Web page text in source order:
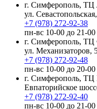
г. Симферополь, ТЦ
ул.
+7 (978) 272-92-38
пн-вс 10-00 до 21-00
г. Симферополь,
ул. Механизаторов,
+7 (978) 272-92-48
пн-вс 10-00 до 20-00
г. Симферополь,
Евпаторийское
+7 (978) 272-92-40
пн-вс 10-00 до 21-00